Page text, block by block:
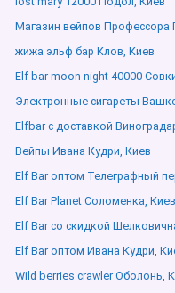
Магазин вейпов Профессора
жижа эльф бар Клов, Киев
Elf bar moon night 40000
Электронные сигареты
Elfbar с доставкой
Вейпы Ивана Кудри, Киев
Elf Bar оптом Телеграфный
Elf Bar Planet Соломенка, Киев
Elf Bar со скидкой
Elf Bar оптом Ивана Кудри,
Wild berries crawler Оболонь,